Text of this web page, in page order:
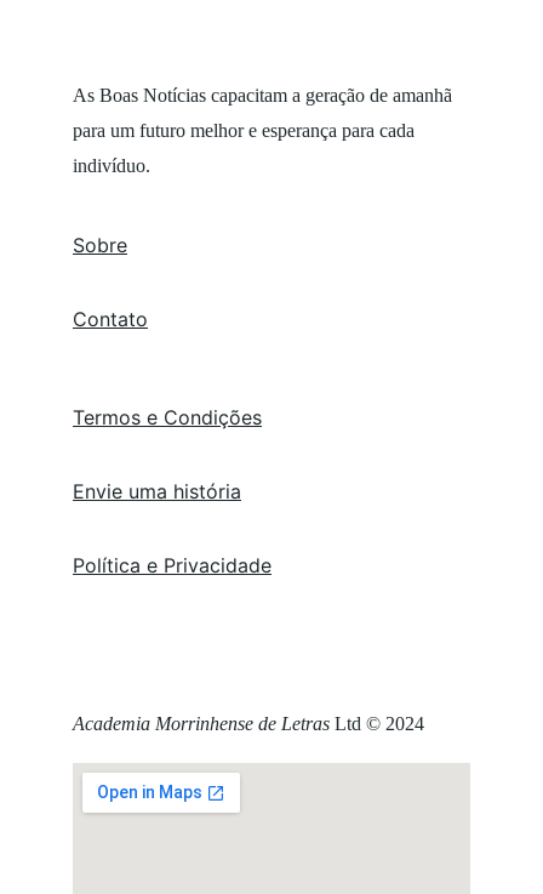
Sobre
Academia Morrinhense de Letras Ltd © 2024
As Boas Notícias capacitam a geração de amanhã
para um futuro melhor e esperança para cada
indivíduo.
Termos e Condições
Política e Privacidade
Contato
Envie uma história